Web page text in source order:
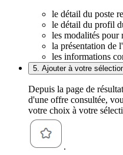
le détail du poste
le détail du profil
les modalités pour
la présentation de
les informations
5. Ajouter à votre
Depuis la page de
d'une offre consultée,
votre choix à votre
.